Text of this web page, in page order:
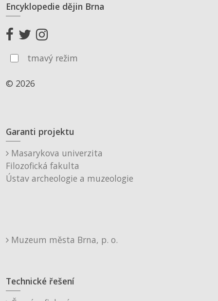
Encyklopedie dějin Brna
tmavý režim
© 2026
Garanti projektu
Masarykova univerzita
Filozofická fakulta
Ústav archeologie a muzeologie
Muzeum města Brna, p. o.
Technické řešení